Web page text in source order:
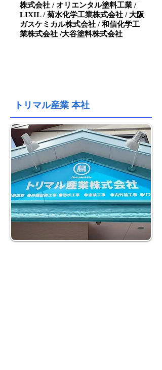
株式会社 / オリエンタル塗料工業 /
LIXIL / 菊水化学工業株式会社 / 大阪
ガスケミカル株式会社 / 和信化学工
業株式会社 /大谷塗料株式会社
トリマル産業 本社